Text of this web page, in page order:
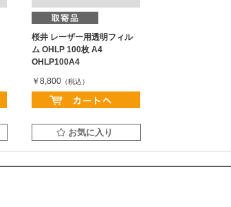
桜井 レーザー用透明フィル
ム OHLP 100枚 A4
OHLP100A4
￥8,800 （税込）
お気に入り